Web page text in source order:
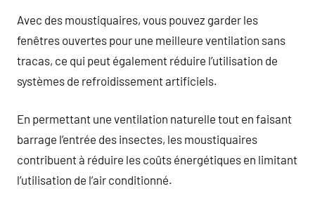
Avec des moustiquaires, vous pouvez garder les
fenêtres ouvertes pour une meilleure ventilation sans
tracas, ce qui peut également réduire l’utilisation de
systèmes de refroidissement artificiels.
En permettant une ventilation naturelle tout en faisant
barrage l’entrée des insectes, les moustiquaires
contribuent à réduire les coûts énergétiques en limitant
l’utilisation de l’air conditionné.